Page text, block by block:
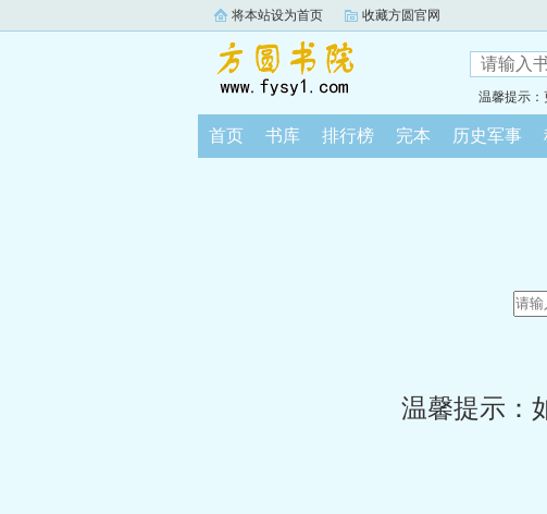
将本站设为首页 收藏方圆官网
温馨提示
首页 书库 排行榜 完本 历史军事
温馨提示：